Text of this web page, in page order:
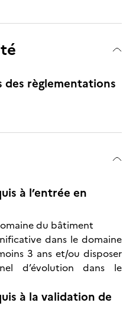
des règlementations
à l’entrée en
du bâtiment
dans le domaine
3 ans et/ou disposer
d’évolution dans le
à la validation de